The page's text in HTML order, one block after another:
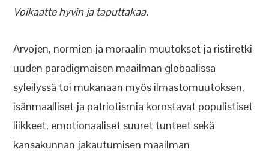
Voikaatte hyvin ja taputtakaa.
Arvojen, normien ja moraalin muutokset ja ristiretki
uuden paradigmaisen maailman globaalissa
syleilyssä toi mukanaan myös ilmastomuutoksen,
isänmaalliset ja patriotismia korostavat populistiset
liikkeet, emotionaaliset suuret tunteet sekä
kansakunnan jakautumisen maailman